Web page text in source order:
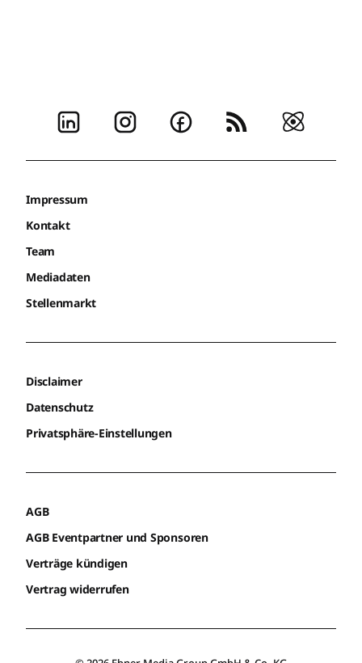
Impressum
Kontakt
Team
Mediadaten
Stellenmarkt
Disclaimer
Datenschutz
Privatsphäre-Einstellungen
AGB
AGB Eventpartner und Sponsoren
Verträge kündigen
Vertrag widerrufen